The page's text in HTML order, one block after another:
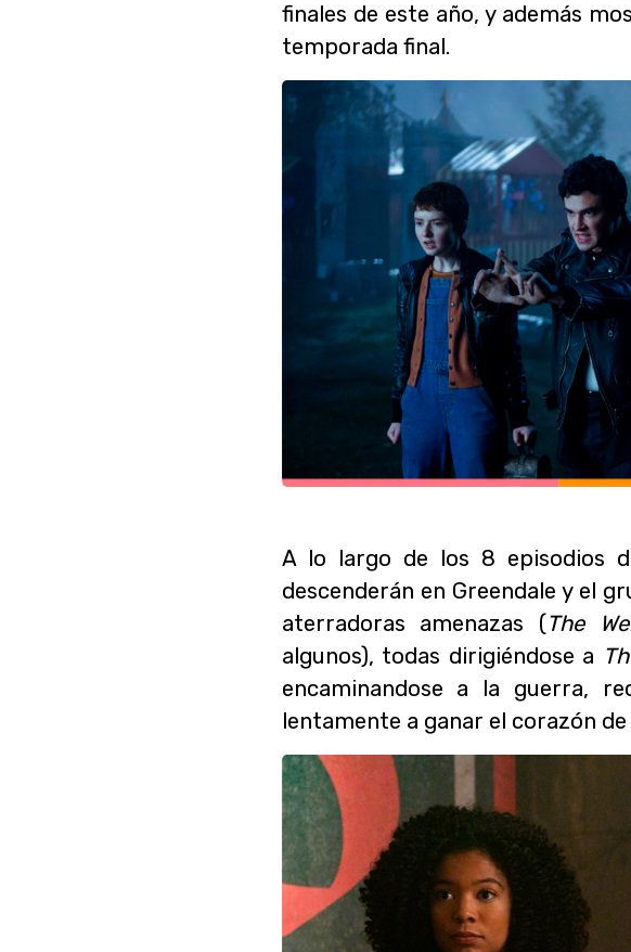
finales de este año, y además
temporada final.
A lo largo de los 8 episodios
descenderán en Greendale y el
aterradoras amenazas (The
algunos), todas dirigiéndose a
encaminandose a la guerra,
lentamente a ganar el corazón de